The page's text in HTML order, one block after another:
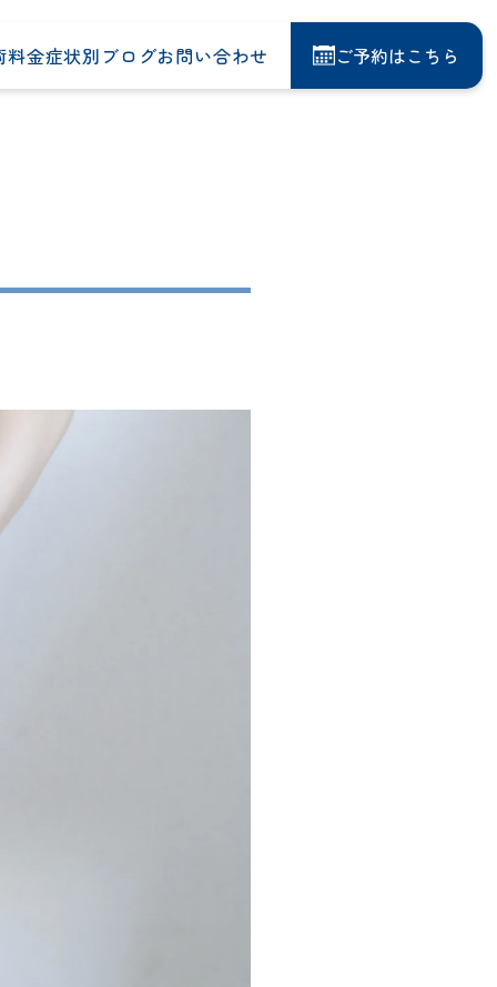
料金症状別 ブログお問い合わせ ご予約はこちら